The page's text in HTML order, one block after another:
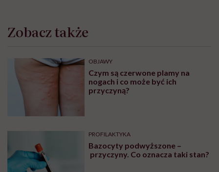
Zobacz także
OBJAWY
Czym są czerwone plamy na
nogach i co może być ich
przyczyną?
PROFILAKTYKA
Bazocyty podwyższone –
przyczyny. Co oznacza taki stan?